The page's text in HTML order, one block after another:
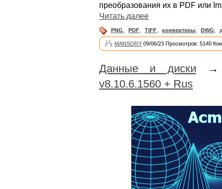
преобразования их в PDF или
Читать далее
PNG PDF TIFF конвертеры DWG
MANSORY 09/06/23 Просмотров: 5140
Данные и диски
v8.10.6.1560 + Rus